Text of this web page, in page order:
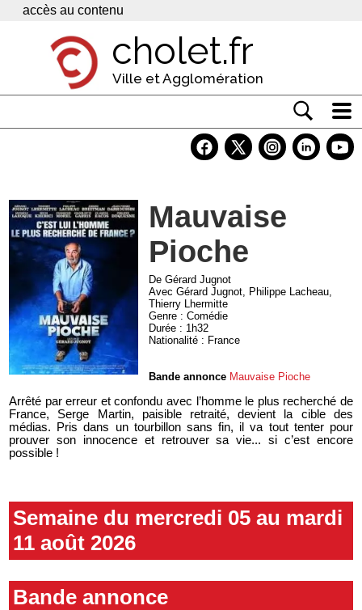
Panneau de gestion des cookies
accès au contenu
cholet.fr
Ville et Agglomération
Economie
Services
Contacts
Mauvaise
Pioche
De Gérard Jugnot
Avec Gérard Jugnot, Philippe Lacheau,
Thierry Lhermitte
Genre : Comédie
Durée : 1h32
Nationalité : France
Bande annonce Mauvaise Pioche
Arrêté par erreur et confondu avec l’homme le plus recherché de
France, Serge Martin, paisible retraité, devient la cible des
médias. Pris dans un tourbillon sans fin, il va tout tenter pour
prouver son innocence et retrouver sa vie... si c’est encore
possible !
Semaine du mercredi 05 au mardi
11 août 2026
Bande annonce